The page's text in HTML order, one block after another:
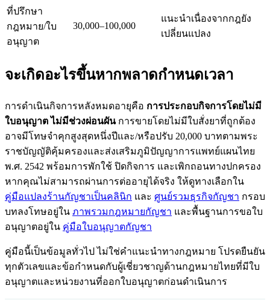
ที่ปรึกษา
กฎหมาย/ใบ
อนุญาต
30,000–100,000
แนะนำเนื่องจากกฎยัง
เปลี่ยนแปลง
จะเกิดอะไรขึ้นหากพลาดกำหนดเวลา
การดำเนินกิจการหลังหมดอายุคือ การประกอบกิจการโดยไม่มี
ใบอนุญาต ไม่มีช่วงผ่อนผันการขายโดยไม่มีใบสั่งยาที่ถูกต้อง
อาจมีโทษจำคุกสูงสุดหนึ่งปีและ/หรือปรับ 20,000 บาทตามพระ
ราชบัญญัติคุ้มครองและส่งเสริมภูมิปัญญาการแพทย์แผนไทย
พ.ศ. 2542 พร้อมการพักใช้ ปิดกิจการ และเพิกถอนทางปกครอง
หากคุณไม่สามารถผ่านการต่ออายุได้จริง ให้ดูทางเลือกใน
คู่มือแปลงร้านกัญชาเป็นคลินิก และ ศูนย์รวมธุรกิจกัญชา กรอบ
บทลงโทษอยู่ใน ภาพรวมกฎหมายกัญชา และพื้นฐานการขอใบ
อนุญาตอยู่ใน คู่มือใบอนุญาตกัญชา
คู่มือนี้เป็นข้อมูลทั่วไป ไม่ใช่คำแนะนำทางกฎหมาย โปรดยืนยัน
ทุกตัวเลขและข้อกำหนดกับผู้เชี่ยวชาญด้านกฎหมายไทยที่มีใบ
อนุญาตและหน่วยงานที่ออกใบอนุญาตก่อนดำเนินการ